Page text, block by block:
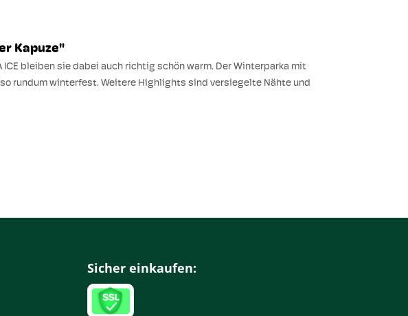
Kapuze"
bleiben sie dabei auch richtig schön warm. Der Winterparka mit
rundum winterfest. Weitere Highlights sind versiegelte Nähte und
Sicher einkaufen: